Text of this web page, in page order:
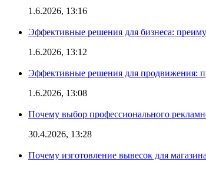
1.6.2026, 13:16
Эффективные решения для бизнеса:
1.6.2026, 13:12
Эффективные решения для продвижения:
1.6.2026, 13:08
Почему выбор профессионального
30.4.2026, 13:28
Почему изготовление вывесок для